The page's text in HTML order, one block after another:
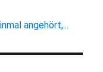
angehört,...